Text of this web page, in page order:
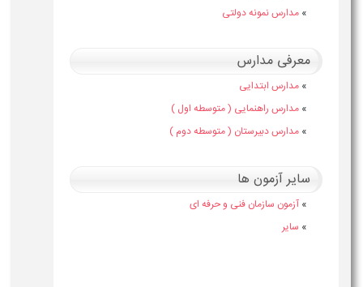
» مدارس نمونه دولتی
معرفی مدارس
» مدارس ابتدایی
» مدارس راهنمایی ( متوسطه اول )
» مدارس دبیرستان ( متوسطه دوم )
سایر آزمون ها
» آزمون سازمان فنی و حرفه ای
» سایر